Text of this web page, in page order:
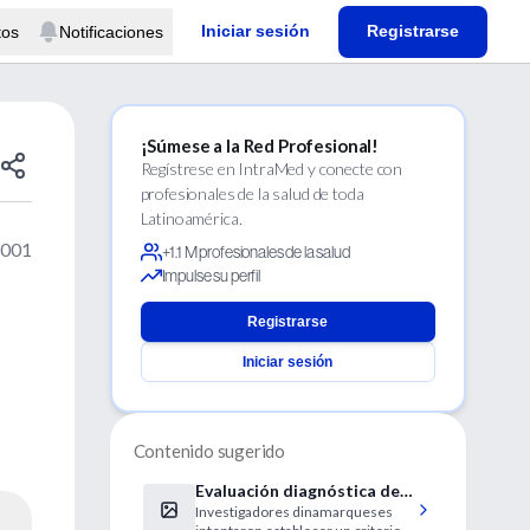
Notificaciones Iniciar sesión Registrarse
¡Súmese a la Red Profesional!
Regístrese en IntraMed y conecte con
profesionales de la salud de toda
Latinoamérica.
+1.1 M profesionales de la salud
Impulse su perfil
Registrarse
Iniciar sesión
Contenido sugerido
Evaluación diagnóstica de
fiebre y rash hemorrágico
Investigadores dinamarqueses